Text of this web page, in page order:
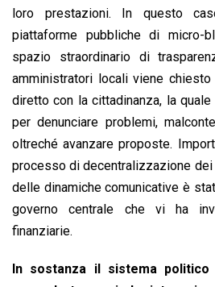
loro prestazioni. In questo
piattaforme pubbliche di micro-
spazio straordinario di
amministratori locali viene
diretto con la cittadinanza, la
per denunciare problemi,
oltreché avanzare proposte.
processo di decentralizzazione
delle dinamiche comunicative è
governo centrale che vi ha
finanziarie.
In sostanza il sistema